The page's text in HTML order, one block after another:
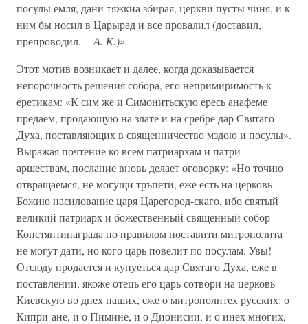
посулы емля, дани тяжкиа збирая, церкви пусты чиня, и к
ним бы носил в Царырад и все провалил (доставил,
препроводил. —А. К.)».
Этот мотив возникает и далее, когда доказывается
непорочность решения собора, его непримиримость к
еретикам: «К сим же и Симонитьскую ересь анафеме
предаем, продающую на злате и на сребре дар Святаго
Духа, поставляющих в священничество мздою и посулы».
Выражая почтение ко всем патриархам и патри-
аршествам, послание вновь делает оговорку: «Но точию
отвращаемся, не могущи тръпети, еже есть на церковь
Божию насилование царя Царегород-скаго, ибо святый
великий патриарх и божественный священный собор
Констянтинаграда по правилом поставити митрополита
не могут дати, но кого царь повелит по посулам. Увы!
Отсюду продается и купуеться дар Святаго Духа, еже в
поставлении, якоже отець его царь сотвори на церковь
Киевскую во днех наших, еже о митрополитех русских: о
Кипри-ане, и о Пимине, и о Дионисии, и о инех многих,